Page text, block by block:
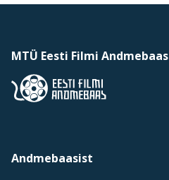
MTÜ Eesti Filmi Andmebaas
Andmebaasist